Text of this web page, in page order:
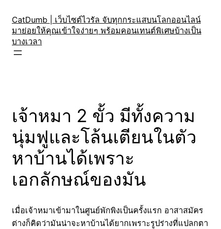
content
CatDumb | เว็บไซต์ไวรัล จับทุกกระแสบนโลกออนไลน์
มาย่อยให้คุณเข้าใจง่ายๆ พร้อมคอนเทนต์พิเศษบ้างเป็น
บางเวลา
เจ้าหมา 2 ขั้ว มีทั้งความ
นุ่มฟูและโล้นเตียนในตัว
หาบ้านได้เพราะ
เอกลักษณ์ของมัน
เมื่อเจ้าหมาเข้ามาในศูนย์พักพิงเป็นครั้งแรก อาสาสมัคร
ต่างก็คิดว่ามันน่าจะหาบ้านได้ยากเพราะรูปร่างที่แปลกตา